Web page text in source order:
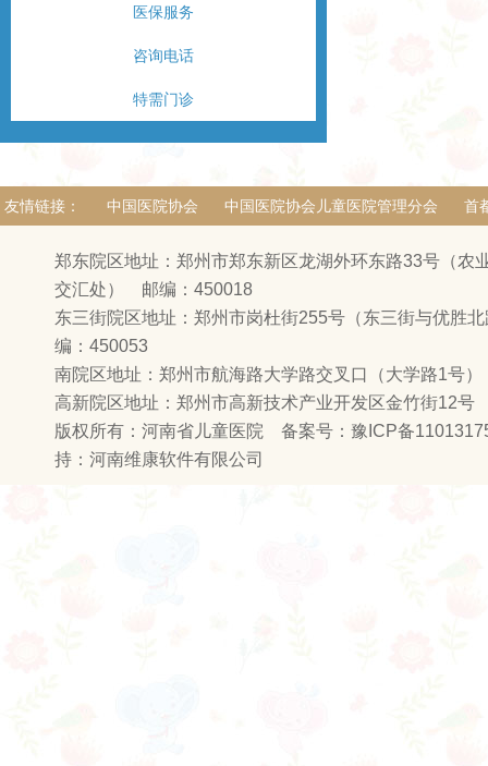
医保服务
咨询电话
特需门诊
友情链接： 中国医院协会 中国医院协会儿童医院管理分会 首
郑东院区地址：郑州市郑东新区龙湖外环东路33号（农
交汇处） 邮编：450018
东三街院区地址：郑州市岗杜街255号（东三街与优胜
编：450053
南院区地址：郑州市航海路大学路交叉口（大学路1号
高新院区地址：郑州市高新技术产业开发区金竹街12号
版权所有：河南省儿童医院 备案号： 豫ICP备
持： 河南维康软件有限公司